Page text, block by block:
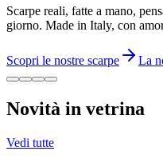
Scarpe reali, fatte a mano,
giorno. Made in Italy, con
Scopri le nostre scarpe La
Novità in vetrina
Vedi tutte